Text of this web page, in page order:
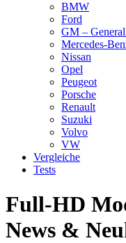
BMW
Ford
GM –
Mercedes-
Nissan
Opel
Peugeot
Porsche
Renault
Suzuki
Volvo
VW
Vergleiche
Tests
Full-HD
News &